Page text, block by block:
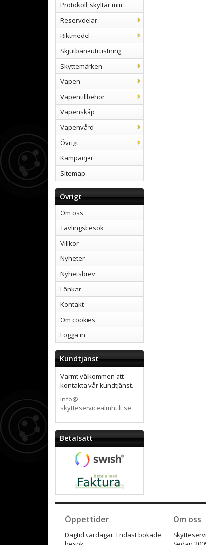
Protokoll, skyltar mm.
Reservdelar
Riktmedel
Skjutbaneutrustning
Skyttemärken
Vapen
Vapentillbehör
Vapenskåp
Vapenvård
Övrigt
Kampanjer
Sitemap
Övrigt
Om oss
Tävlingsbesök
Villkor
Nyheter
Nyhetsbrev
Länkar
Kontakt
Om cookies
Logga in
Kundtjänst
Varmt välkommen att
kontakta vår kundtjänst.
info@
skytteservicealmhult.se
Betalsätt
Öppettider
Dagtid vardagar. Endast bokade
Om oss